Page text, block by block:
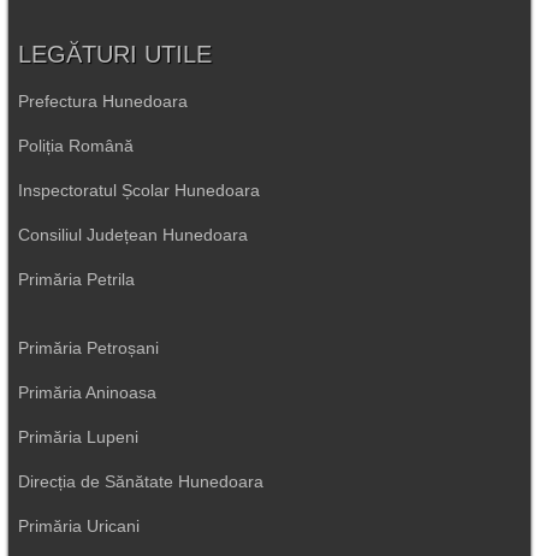
LEGĂTURI UTILE
Prefectura Hunedoara
Poliția Română
Inspectoratul Școlar Hunedoara
Consiliul Județean Hunedoara
Primăria Petrila
Primăria Petroșani
Primăria Aninoasa
Primăria Lupeni
Direcția de Sănătate Hunedoara
Primăria Uricani